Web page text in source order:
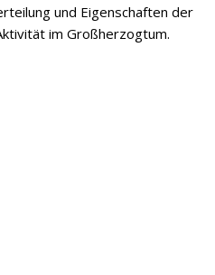
und Eigenschaften der
im Großherzogtum.